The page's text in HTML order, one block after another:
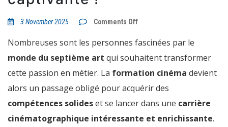
3 November 2025 Comments Offon
:
première
vers
une
carrière
cinématographique
captivante
!
Nombreuses sont les personnes fascinées par le
monde du septième art qui souhaitent transformer
cette passion en métier. La formation cinéma devient
alors un passage obligé pour acquérir des
compétences solideset se lancer dans une carrière
cinématographique intéressante et enrichissante.